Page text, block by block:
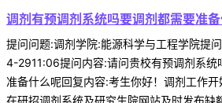
调剂有预调剂系统吗要调剂都需要准
提问问题:调剂学院:能源科学与工程学院提
4-2911:06提问内容:请问贵校有预调剂系统
准备什么呢回复内容:考生你好！调剂工作